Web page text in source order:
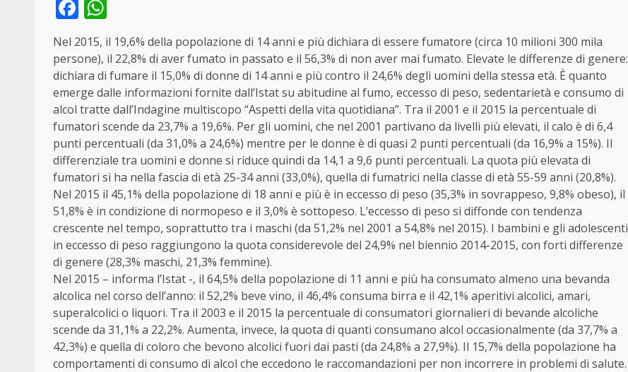
Facebook
Nel 2015, il 19,6% della popolazione di 14 anni e più dichiara di essere fumatore (circa 10 milioni 300 mila
persone), il 22,8% di aver fumato in passato e il 56,3% di non aver mai fumato. Elevate le differenze di genere:
dichiara di fumare il 15,0% di donne di 14 anni e più contro il 24,6% degli uomini della stessa età. È quanto
emerge dalle informazioni fornite dall’Istat su abitudine al fumo, eccesso di peso, sedentarietà e consumo di
alcol tratte dall’Indagine multiscopo “Aspetti della vita quotidiana”. Tra il 2001 e il 2015 la percentuale di
fumatori scende da 23,7% a 19,6%. Per gli uomini, che nel 2001 partivano da livelli più elevati, il calo è di 6,4
punti percentuali (da 31,0% a 24,6%) mentre per le donne è di quasi 2 punti percentuali (da 16,9% a 15%). Il
differenziale tra uomini e donne si riduce quindi da 14,1 a 9,6 punti percentuali. La quota più elevata di
fumatori si ha nella fascia di età 25-34 anni (33,0%), quella di fumatrici nella classe di età 55-59 anni (20,8%).
Nel 2015 il 45,1% della popolazione di 18 anni e più è in eccesso di peso (35,3% in sovrappeso, 9,8% obeso), il
51,8% è in condizione di normopeso e il 3,0% è sottopeso. L’eccesso di peso si diffonde con tendenza
crescente nel tempo, soprattutto tra i maschi (da 51,2% nel 2001 a 54,8% nel 2015). I bambini e gli adolescenti
in eccesso di peso raggiungono la quota considerevole del 24,9% nel biennio 2014-2015, con forti differenze
di genere (28,3% maschi, 21,3% femmine).
Nel 2015 – informa l’Istat -, il 64,5% della popolazione di 11 anni e più ha consumato almeno una bevanda
alcolica nel corso dell’anno: il 52,2% beve vino, il 46,4% consuma birra e il 42,1% aperitivi alcolici, amari,
superalcolici o liquori. Tra il 2003 e il 2015 la percentuale di consumatori giornalieri di bevande alcoliche
scende da 31,1% a 22,2%. Aumenta, invece, la quota di quanti consumano alcol occasionalmente (da 37,7% a
42,3%) e quella di coloro che bevono alcolici fuori dai pasti (da 24,8% a 27,9%). Il 15,7% della popolazione ha
comportamenti di consumo di alcol che eccedono le raccomandazioni per non incorrere in problemi di salute.